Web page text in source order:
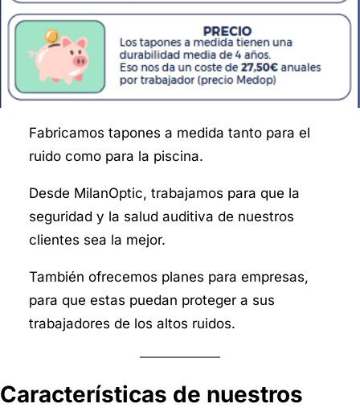
Fabricamos tapones a medida tanto para el
ruido como para la piscina.
Desde MilanOptic, trabajamos para que la
seguridad y la salud auditiva de nuestros
clientes sea la mejor.
También ofrecemos planes para empresas,
para que estas puedan proteger a sus
trabajadores de los altos ruidos.
Características de nuestros